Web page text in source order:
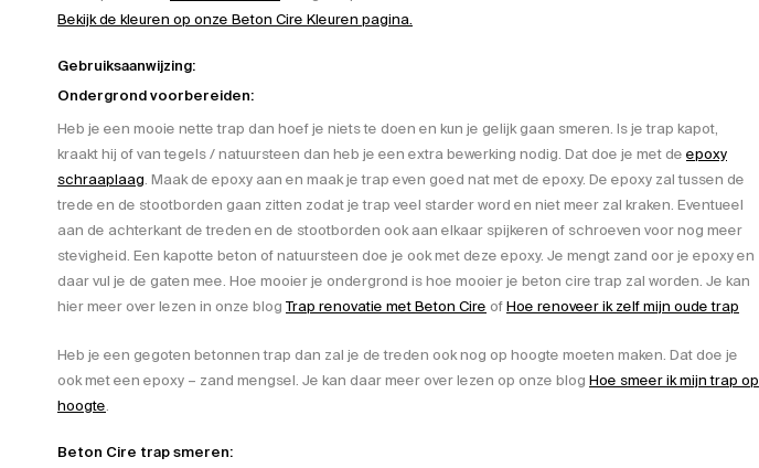
Bekijk de kleuren op onze Beton Cire Kleuren pagina.
Gebruiksaanwijzing:
Ondergrond voorbereiden:
Heb je een mooie nette trap dan hoef je niets te doen en kun je gelijk gaan smeren. Is je trap kapot,
kraakt hij of van tegels / natuursteen dan heb je een extra bewerking nodig. Dat doe je met de epoxy
schraaplaag. Maak de epoxy aan en maak je trap even goed nat met de epoxy. De epoxy zal tussen de
trede en de stootborden gaan zitten zodat je trap veel starder word en niet meer zal kraken. Eventueel
aan de achterkant de treden en de stootborden ook aan elkaar spijkeren of schroeven voor nog meer
stevigheid. Een kapotte beton of natuursteen doe je ook met deze epoxy. Je mengt zand oor je epoxy en
daar vul je de gaten mee. Hoe mooier je ondergrond is hoe mooier je beton cire trap zal worden. Je kan
hier meer over lezen in onze blog Trap renovatie met Beton Cire ofHoe renoveer ik zelf mijn oude trap
Heb je een gegoten betonnen trap dan zal je de treden ook nog op hoogte moeten maken. Dat doe je
ook met een epoxy – zand mengsel. Je kan daar meer over lezen op onze blog Hoe smeer ik mijn trap op
hoogte.
Beton Cire trap smeren: